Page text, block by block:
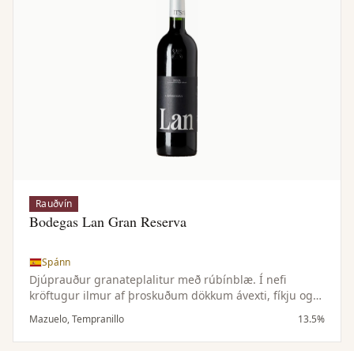
Rauðvín
Bodegas Lan Gran Reserva
Spánn
Djúprauður granateplalitur með rúbínblæ. Í nefi
kröftugur ilmur af þroskuðum dökkum ávexti, fíkju og
rúsínum ásamt krydduðum og reykkenndum tónum.
Samræmt og vel jafnvægt í munni með mjúkum
tannínum og löngu eftirbragði sem ítrekar þroskaðan
Mazuelo, Tempranillo 13.5%